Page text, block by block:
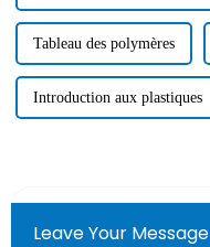
Tableau des polymères
Introduction aux plastiques
Leave Your Message